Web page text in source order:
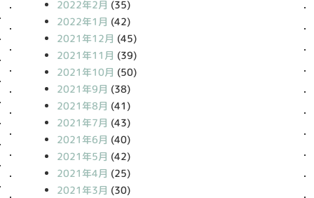
2022年2月 (35)
2022年1月 (42)
2021年12月 (45)
2021年11月 (39)
2021年10月 (50)
2021年9月 (38)
2021年8月 (41)
2021年7月 (43)
2021年6月 (40)
2021年5月 (42)
2021年4月 (25)
2021年3月 (30)